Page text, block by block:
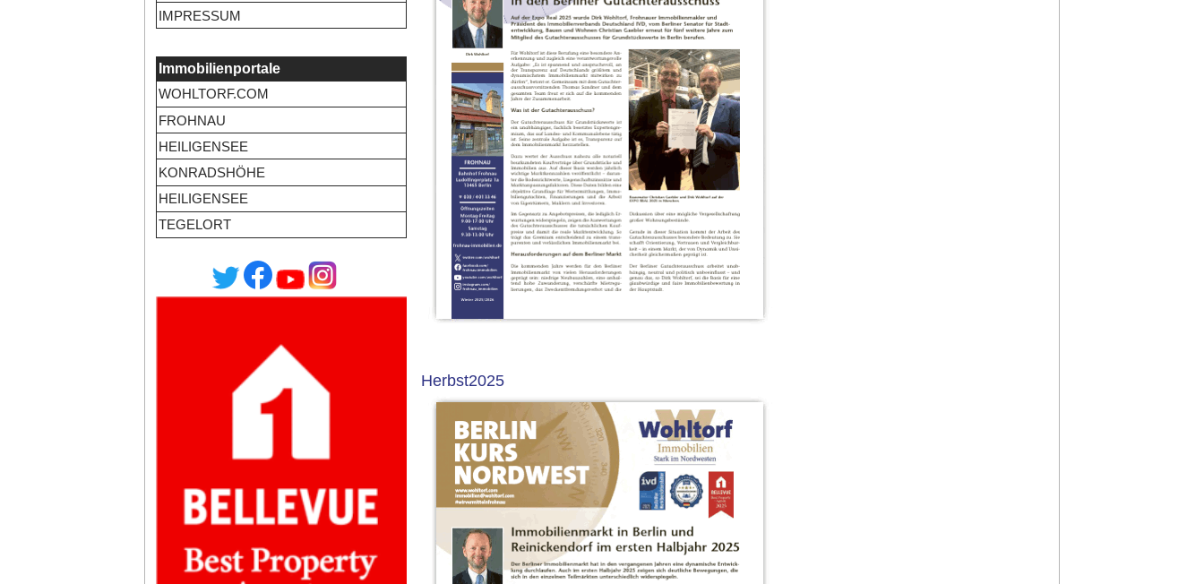
IMPRESSUM
Immobilienportale
WOHLTORF.COM
FROHNAU
HEILIGENSEE
KONRADSHÖHE
HEILIGENSEE
TEGELORT
Herbst2025